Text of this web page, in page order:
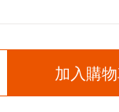
加入購